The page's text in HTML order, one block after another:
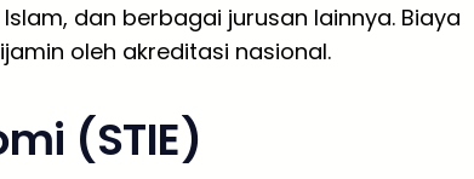
dan berbagai jurusan lainnya. Biaya
oleh akreditasi nasional.
(STIE)